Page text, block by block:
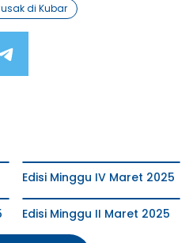
di Kubar
Edisi Minggu IV Maret 2025
Edisi Minggu II Maret 2025